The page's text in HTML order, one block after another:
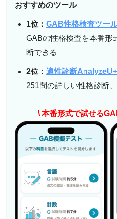
おすすめのツール
1位： GAB性格検査ツー
GABの性格検査を本番形
断できる
2位： 適性診断AnalyzeU+
251問の詳しい性格診断
\ 本番形式で試せる